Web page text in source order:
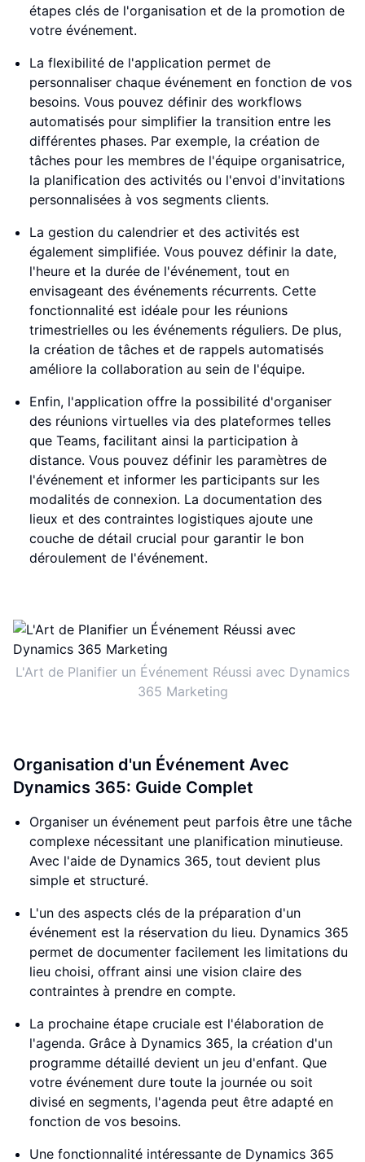
étapes clés de l'organisation et de la promotion de
votre événement.
La flexibilité de l'application permet de
personnaliser chaque événement en fonction de vos
besoins. Vous pouvez définir des workflows
automatisés pour simplifier la transition entre les
différentes phases. Par exemple, la création de
tâches pour les membres de l'équipe organisatrice,
la planification des activités ou l'envoi d'invitations
personnalisées à vos segments clients.
La gestion du calendrier et des activités est
également simplifiée. Vous pouvez définir la date,
l'heure et la durée de l'événement, tout en
envisageant des événements récurrents. Cette
fonctionnalité est idéale pour les réunions
trimestrielles ou les événements réguliers. De plus,
la création de tâches et de rappels automatisés
améliore la collaboration au sein de l'équipe.
Enfin, l'application offre la possibilité d'organiser
des réunions virtuelles via des plateformes telles
que Teams, facilitant ainsi la participation à
distance. Vous pouvez définir les paramètres de
l'événement et informer les participants sur les
modalités de connexion. La documentation des
lieux et des contraintes logistiques ajoute une
couche de détail crucial pour garantir le bon
déroulement de l'événement.
L'Art de Planifier un Événement Réussi avec Dynamics
365 Marketing
Organisation d'un Événement Avec
Dynamics 365: Guide Complet
Organiser un événement peut parfois être une tâche
complexe nécessitant une planification minutieuse.
Avec l'aide de Dynamics 365, tout devient plus
simple et structuré.
L'un des aspects clés de la préparation d'un
événement est la réservation du lieu. Dynamics 365
permet de documenter facilement les limitations du
lieu choisi, offrant ainsi une vision claire des
contraintes à prendre en compte.
La prochaine étape cruciale est l'élaboration de
l'agenda. Grâce à Dynamics 365, la création d'un
programme détaillé devient un jeu d'enfant. Que
votre événement dure toute la journée ou soit
divisé en segments, l'agenda peut être adapté en
fonction de vos besoins.
Une fonctionnalité intéressante de Dynamics 365